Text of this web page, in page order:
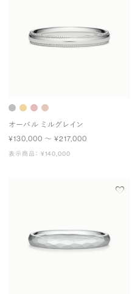
オーバル ミルグレイン
¥130,000 〜 ¥217,000
表示商品： ¥140,000